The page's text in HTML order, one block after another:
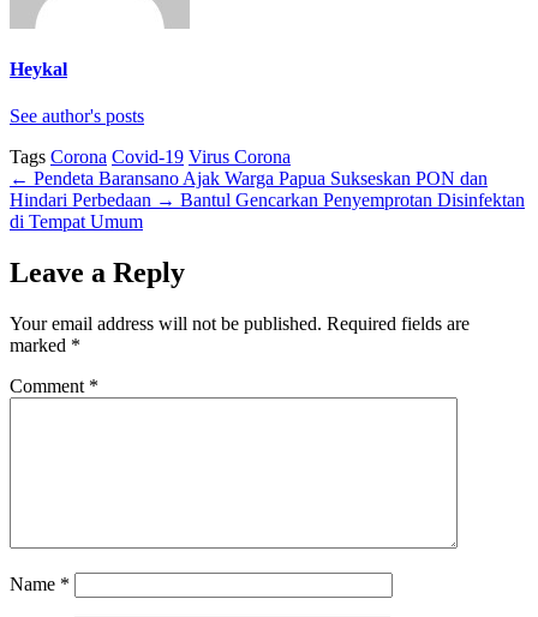
Heykal
See author's posts
Tags Corona Covid-19 Virus Corona
← Pendeta Baransano Ajak Warga Papua Sukseskan PON dan
Hindari Perbedaan → Bantul Gencarkan Penyemprotan Disinfektan
di Tempat Umum
Leave a Reply
Your email address will not be published. Required fields are
marked *
Comment *
Name *